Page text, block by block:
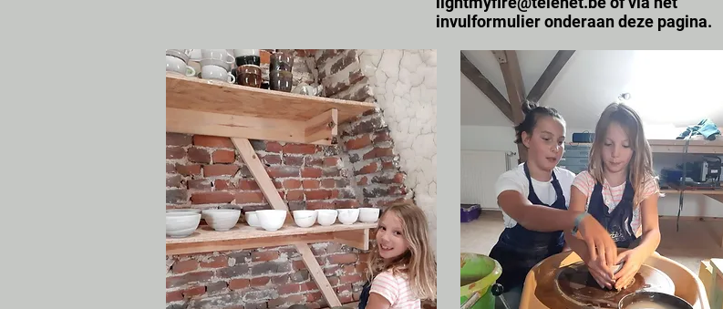
invulformulier onderaan deze pagina.